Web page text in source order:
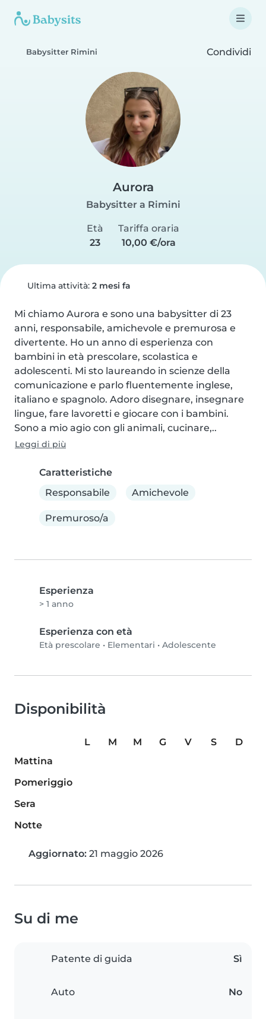
Babysitter Rimini Condividi
Aurora
Babysitter a Rimini
Età
23
Tariffa oraria
10,00 €/ora
Ultima attività: 2 mesi fa
Mi chiamo Aurora e sono una babysitter di 23
anni, responsabile, amichevole e premurosa e
divertente. Ho un anno di esperienza con
bambini in età prescolare, scolastica e
adolescenti. Mi sto laureando in scienze della
comunicazione e parlo fluentemente inglese,
italiano e spagnolo. Adoro disegnare, insegnare
lingue, fare lavoretti e giocare con i bambini.
Sono a mio agio con gli animali, cucinare,..
Leggi di più
Caratteristiche
Responsabile
Amichevole
Premuroso/a
Esperienza
> 1 anno
Esperienza con età
Età prescolare • Elementari • Adolescente
Disponibilità
L M M G V S
D
Mattina
Pomeriggio
Sera
Notte
Aggiornato: 21 maggio 2026
Su di me
Patente di guida Sì
Auto No